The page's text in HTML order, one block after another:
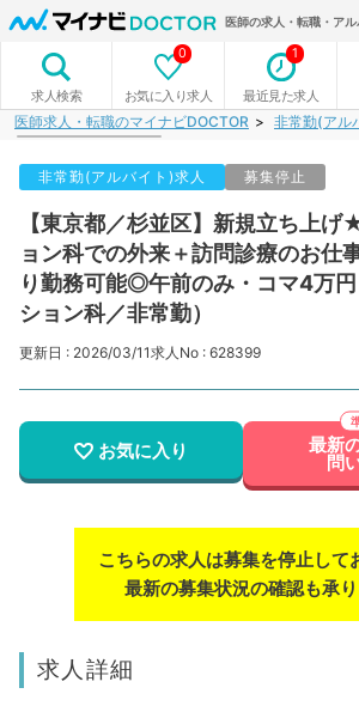
医師の求人・転職・ア
求人検索 お気に入り求人
0
最近見た求人
1
医師求人・転職のマイナビDOCTOR 非常勤(アル
非常勤(アルバイト)求人 募集停止
【東京都／杉並区】新規立ち上
ョン科での外来＋訪問診療のお仕
り勤務可能◎午前のみ・コマ4万
ション科／非常勤）
更新日 : 2026/03/11求人No : 628399
お気に入り 最新
問
こちらの求人は募集を停止して
最新の募集状況の確認も承り
求人詳細